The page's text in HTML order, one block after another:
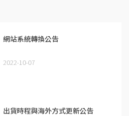
網站系統轉換公告
2022-10-07
出貨時程與海外方式更新公告